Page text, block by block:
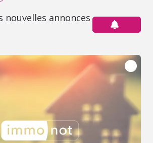
nouvelles annonces